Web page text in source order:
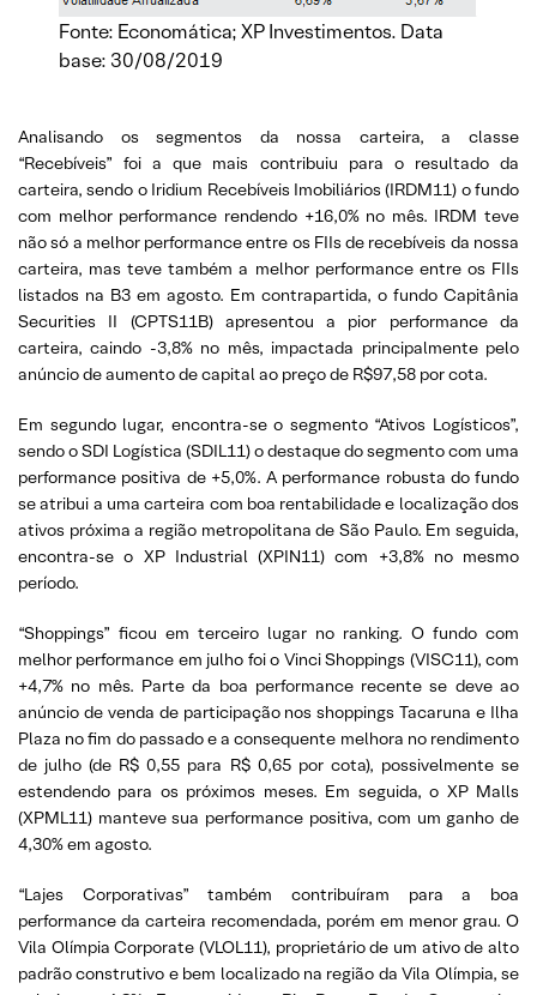
Fonte: Economática; XP Investimentos. Data
base: 30/08/2019
Analisando os segmentos da nossa carteira, a classe
“Recebíveis” foi a que mais contribuiu para o resultado da
carteira, sendo o Iridium Recebíveis Imobiliários (IRDM11) o fundo
com melhor performance rendendo +16,0% no mês. IRDM teve
não só a melhor performance entre os FIIs de recebíveis da nossa
carteira, mas teve também a melhor performance entre os FIIs
listados na B3 em agosto. Em contrapartida, o fundo Capitânia
Securities II (CPTS11B) apresentou a pior performance da
carteira, caindo -3,8% no mês, impactada principalmente pelo
anúncio de aumento de capital ao preço de R$97,58 por cota.
Em segundo lugar, encontra-se o segmento “Ativos Logísticos”,
sendo o SDI Logística (SDIL11) o destaque do segmento com uma
performance positiva de +5,0%. A performance robusta do fundo
se atribui a uma carteira com boa rentabilidade e localização dos
ativos próxima a região metropolitana de São Paulo. Em seguida,
encontra-se o XP Industrial (XPIN11) com +3,8% no mesmo
período.
“Shoppings” ficou em terceiro lugar no ranking. O fundo com
melhor performance em julho foi o Vinci Shoppings (VISC11), com
+4,7% no mês. Parte da boa performance recente se deve ao
anúncio de venda de participação nos shoppings Tacaruna e Ilha
Plaza no fim do passado e a consequente melhora no rendimento
de julho (de R$ 0,55 para R$ 0,65 por cota), possivelmente se
estendendo para os próximos meses. Em seguida, o XP Malls
(XPML11) manteve sua performance positiva, com um ganho de
4,30% em agosto.
“Lajes Corporativas” também contribuíram para a boa
performance da carteira recomendada, porém em menor grau. O
Vila Olímpia Corporate (VLOL11), proprietário de um ativo de alto
padrão construtivo e bem localizado na região da Vila Olímpia, se